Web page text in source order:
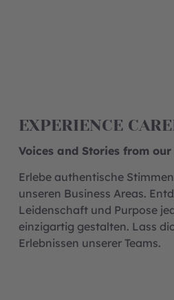
EXPERIENCE
Voices and Stories from our
Erlebe authentische
unseren Business Areas.
Leidenschaft und Purpose
einzigartig gestalten. Lass
Erlebnissen unserer Teams.